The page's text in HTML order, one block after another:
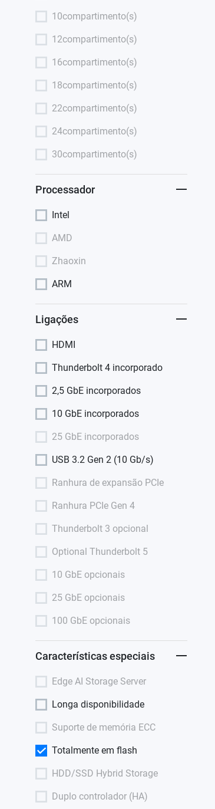
10compartimento(s)
12compartimento(s)
16compartimento(s)
18compartimento(s)
22compartimento(s)
24compartimento(s)
30compartimento(s)
Processador
Intel
AMD
Zhaoxin
ARM
Ligações
HDMI
Thunderbolt 4 incorporado
2,5 GbE incorporados
10 GbE incorporados
25 GbE incorporados
USB 3.2 Gen 2 (10 Gb/s)
Ranhura de expansão PCIe
Ranhura PCIe Gen 4
Thunderbolt 3 opcional
Optional Thunderbolt 5
10 GbE opcionais
25 GbE opcionais
100 GbE opcionais
Características especiais
Edge AI Storage Server
Longa disponibilidade
Suporte de memória ECC
Totalmente em flash
HDD/SSD Hybrid Storage
Duplo controlador (HA)